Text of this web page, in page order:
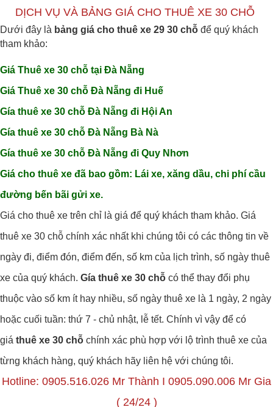
DỊCH VỤ VÀ BẢNG GIÁ CHO THUÊ XE 30 CHỖ
Dưới đây là bảng giá cho thuê xe 29 30 chỗ để quý khách
tham khảo:
Giá Thuê xe 30 chỗ tại Đà Nẵng
Giá Thuê xe 30 chỗ Đà Nẵng đi Huế
Gía thuê xe 30 chỗ Đà Nẵng đi Hội An
Gía thuê xe 30 chỗ Đà Nẵng Bà Nà
Gía thuê xe 30 chỗ Đà Nẵng đi Quy Nhơn
Giá cho thuê xe đã bao gồm: Lái xe, xăng dầu, chi phí cầu
đường bến bãi gửi xe.
Giá cho thuê xe trên chỉ là giá để quý khách tham khảo. Giá
thuê xe 30 chỗ chính xác nhất khi chúng tôi có các thông tin về
ngày đi, điểm đón, điểm đến, số km của lịch trình, số ngày thuê
xe của quý khách. Gía thuê xe 30 chỗ có thể thay đổi phụ
thuộc vào số km ít hay nhiều, số ngày thuê xe là 1 ngày, 2 ngày
hoặc cuối tuần: thứ 7 - chủ nhật, lễ tết. Chính vì vậy để có
giá thuê xe 30 chỗ chính xác phù hợp với lộ trình thuê xe của
từng khách hàng, quý khách hãy liên hệ với chúng tôi.
Hotline: 0905.516.026 Mr Thành I 0905.090.006 Mr Gia
( 24/24 )